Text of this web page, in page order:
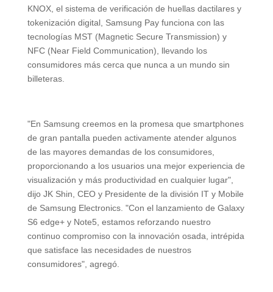
KNOX, el sistema de verificación de huellas dactilares y
tokenización digital, Samsung Pay funciona con las
tecnologías MST (Magnetic Secure Transmission) y
NFC (Near Field Communication), llevando los
consumidores más cerca que nunca a un mundo sin
billeteras.
"En Samsung creemos en la promesa que smartphones
de gran pantalla pueden activamente atender algunos
de las mayores demandas de los consumidores,
proporcionando a los usuarios una mejor experiencia de
visualización y más productividad en cualquier lugar",
dijo JK Shin, CEO y Presidente de la división IT y Mobile
de Samsung Electronics. "Con el lanzamiento de Galaxy
S6 edge+ y Note5, estamos reforzando nuestro
continuo compromiso con la innovación osada, intrépida
que satisface las necesidades de nuestros
consumidores", agregó.